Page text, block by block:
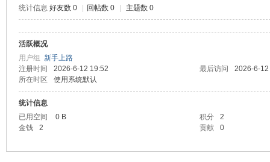
统计信息 好友数 0 回帖数 0 主题数 0
活跃概况
用户组 新手上路
注册时间
2026-6-12 19:52 最后访问
2026-6-
所在时区
使用系统默认
统计信息
已用空间
0 B 积分
2
金钱
2 贡献 0